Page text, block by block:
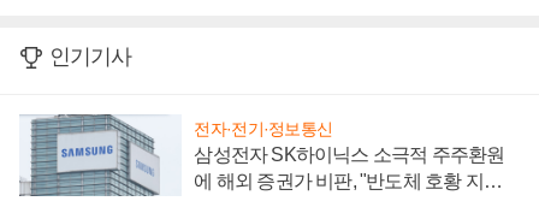
인기기사
전자·전기·정보통신
삼성전자 SK하이닉스 소극적 주주환원
에 해외 증권가 비판, "반도체 호황 지속